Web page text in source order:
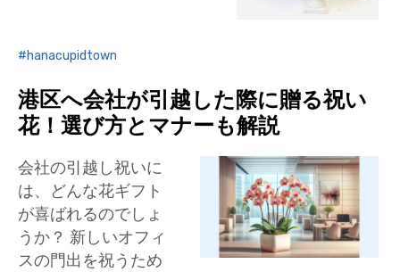
hanacupidtown
港区へ会社が引越した際に贈る祝い
花！選び方とマナーも解説
会社の引越し祝いに
は、どんな花ギフト
が喜ばれるのでしょ
うか？ 新しいオフィ
スの門出を祝うため